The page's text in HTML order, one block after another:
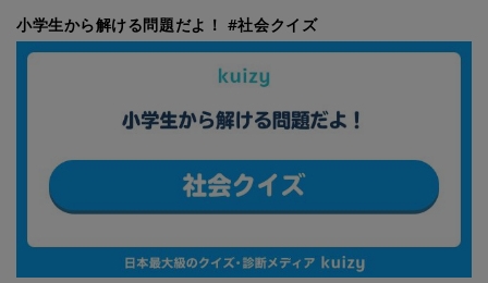
小学生から解ける問題だよ！ #社会クイズ